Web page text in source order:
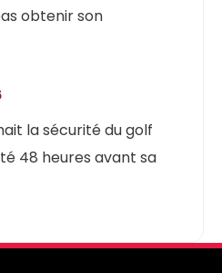
obtenir son
la sécurité du golf
48 heures avant sa